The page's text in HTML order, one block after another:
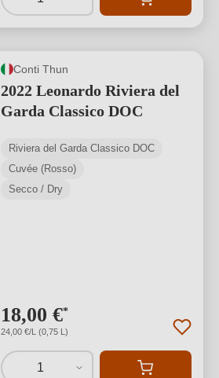
Conti Thun
2022 Leonardo Riviera del
Garda Classico DOC
Riviera del Garda Classico DOC
Cuvée (Rosso)
Secco / Dry
18,00 €*
24,00 €/L (0,75 L)
1